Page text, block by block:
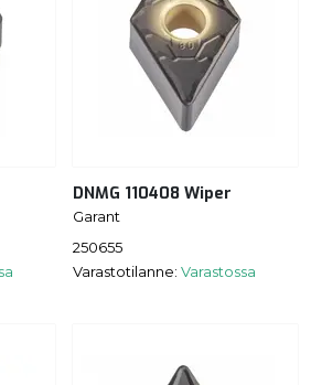
DNMG 110408 Wiper
Garant
250655
Varastotilanne: Varastossa